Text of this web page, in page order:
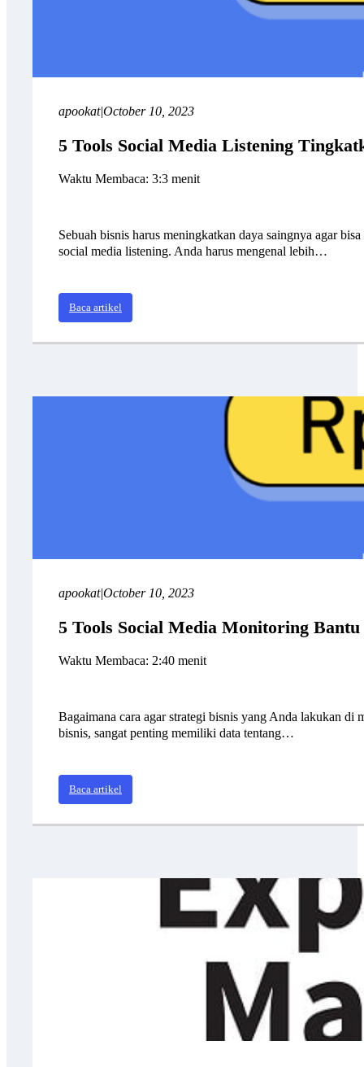
apookat|October 10, 2023
5 Tools Social Media Listening
Waktu Membaca: 3:3 menit
Sebuah bisnis harus meningkatkan daya saingnya agar
social media listening. Anda harus mengenal lebih…
Baca artikel
apookat|October 10, 2023
5 Tools Social Media Monitoring
Waktu Membaca: 2:40 menit
Bagaimana cara agar strategi bisnis yang Anda lakukan
bisnis, sangat penting memiliki data tentang…
Baca artikel